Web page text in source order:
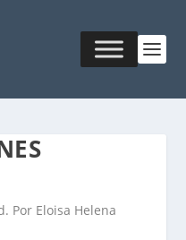
Por Eloisa Helena